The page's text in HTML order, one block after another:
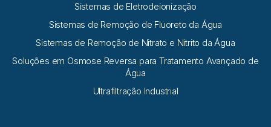
Sistemas de Eletrodeionização
Sistemas de Remoção de Fluoreto da Água
Sistemas de Remoção de Nitrato e Nitrito da Água
Soluções em Osmose Reversa para Tratamento Avançado de
Água
Ultrafiltração Industrial